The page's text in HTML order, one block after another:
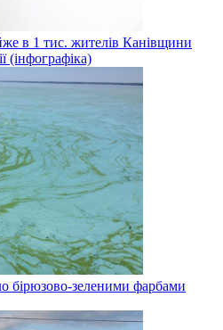
в 1 тис. жителів Канівщини
(інфографіка)
бірюзово-зеленими фарбами